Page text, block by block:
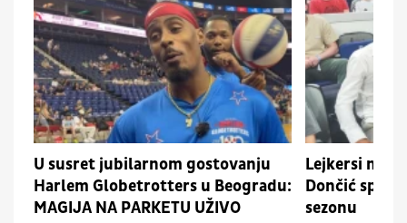
U susret jubilarnom gostovanju
Harlem Globetrotters u Beogradu:
MAGIJA NA PARKETU UŽIVO
Lejkersi
Dončić
sezonu